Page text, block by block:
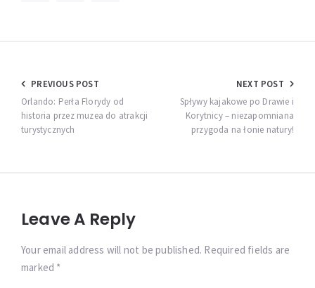
Nawigacja
wpisu
PREVIOUS POST
Orlando: Perła Florydy od
historia przez muzea do atrakcji
turystycznych
NEXT POST
Spływy kajakowe po Drawie i
Korytnicy – niezapomniana
przygoda na łonie natury!
Leave A Reply
Your email address will not be published. Required fields are
marked *